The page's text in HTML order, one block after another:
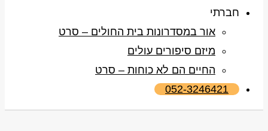
חברתי
אור במסדרונות בית החולים – סרט
מיזם סיפורים עולים
החיים הם לא כוחות – סרט
052-3246421